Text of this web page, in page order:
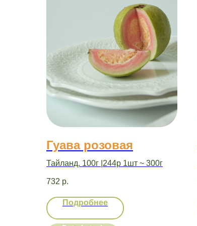
Гуава розовая
Тайланд. 100г |244р 1шт ~ 300г
732 р.
Подробнее